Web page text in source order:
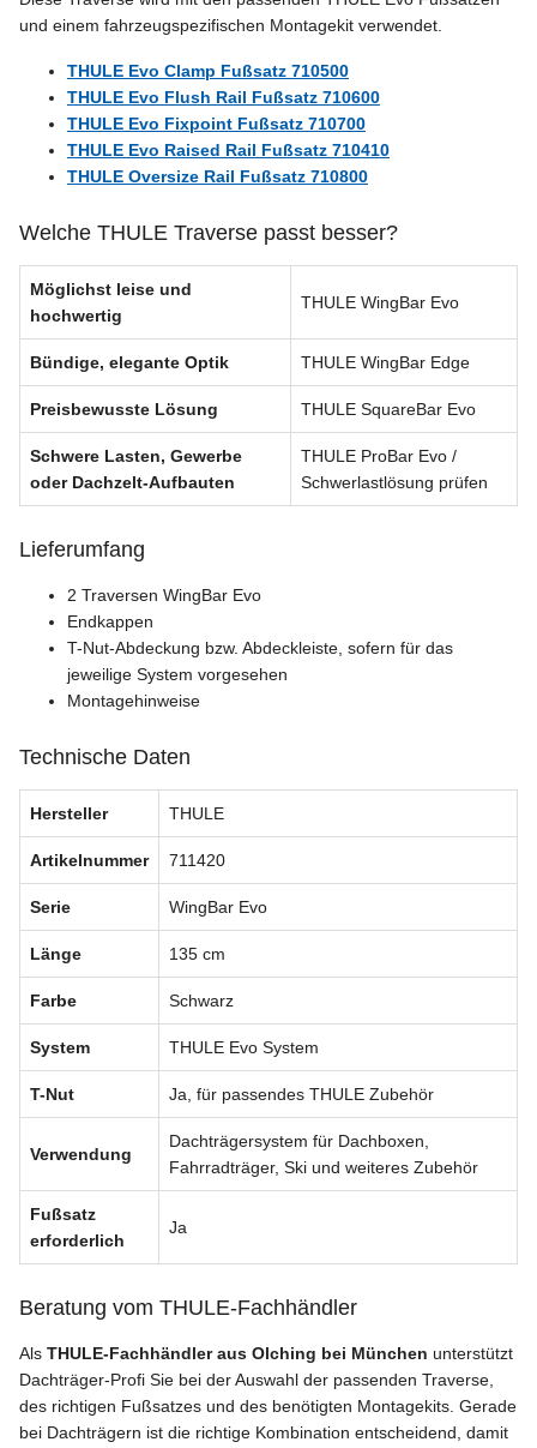
und einem fahrzeugspezifischen Montagekit verwendet.
THULE Evo Clamp Fußsatz 710500
THULE Evo Flush Rail Fußsatz 710600
THULE Evo Fixpoint Fußsatz 710700
THULE Evo Raised Rail Fußsatz 710410
THULE Oversize Rail Fußsatz 710800
Welche THULE Traverse passt besser?
Möglichst leise und
hochwertig
THULE WingBar Evo
Bündige, elegante Optik THULE WingBar Edge
Preisbewusste Lösung THULE SquareBar Evo
Schwere Lasten, Gewerbe
oder Dachzelt-Aufbauten
THULE ProBar Evo /
Schwerlastlösung prüfen
Lieferumfang
2 Traversen WingBar Evo
Endkappen
T-Nut-Abdeckung bzw. Abdeckleiste, sofern für das
jeweilige System vorgesehen
Montagehinweise
Technische Daten
Hersteller THULE
Artikelnummer 711420
Serie WingBar Evo
Länge 135 cm
Farbe Schwarz
System THULE Evo System
T-Nut Ja, für passendes THULE Zubehör
Verwendung
Dachträgersystem für Dachboxen,
Fahrradträger, Ski und weiteres Zubehör
Fußsatz
erforderlich
Ja
Beratung vom THULE-Fachhändler
Als THULE-Fachhändler aus Olching bei München unterstützt
Dachträger-Profi Sie bei der Auswahl der passenden Traverse,
des richtigen Fußsatzes und des benötigten Montagekits. Gerade
bei Dachträgern ist die richtige Kombination entscheidend, damit